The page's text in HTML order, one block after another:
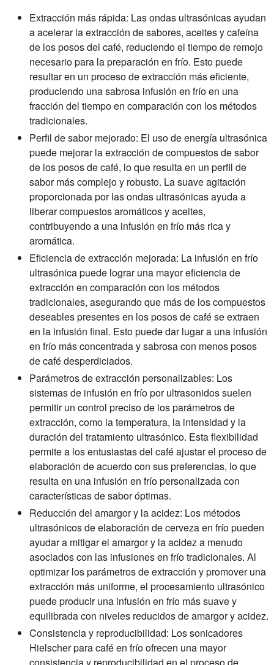
Extracción más rápida: Las ondas ultrasónicas ayudan
a acelerar la extracción de sabores, aceites y cafeína
de los posos del café, reduciendo el tiempo de remojo
necesario para la preparación en frío. Esto puede
resultar en un proceso de extracción más eficiente,
produciendo una sabrosa infusión en frío en una
fracción del tiempo en comparación con los métodos
tradicionales.
Perfil de sabor mejorado: El uso de energía ultrasónica
puede mejorar la extracción de compuestos de sabor
de los posos de café, lo que resulta en un perfil de
sabor más complejo y robusto. La suave agitación
proporcionada por las ondas ultrasónicas ayuda a
liberar compuestos aromáticos y aceites,
contribuyendo a una infusión en frío más rica y
aromática.
Eficiencia de extracción mejorada: La infusión en frío
ultrasónica puede lograr una mayor eficiencia de
extracción en comparación con los métodos
tradicionales, asegurando que más de los compuestos
deseables presentes en los posos de café se extraen
en la infusión final. Esto puede dar lugar a una infusión
en frío más concentrada y sabrosa con menos posos
de café desperdiciados.
Parámetros de extracción personalizables: Los
sistemas de infusión en frío por ultrasonidos suelen
permitir un control preciso de los parámetros de
extracción, como la temperatura, la intensidad y la
duración del tratamiento ultrasónico. Esta flexibilidad
permite a los entusiastas del café ajustar el proceso de
elaboración de acuerdo con sus preferencias, lo que
resulta en una infusión en frío personalizada con
características de sabor óptimas.
Reducción del amargor y la acidez: Los métodos
ultrasónicos de elaboración de cerveza en frío pueden
ayudar a mitigar el amargor y la acidez a menudo
asociados con las infusiones en frío tradicionales. Al
optimizar los parámetros de extracción y promover una
extracción más uniforme, el procesamiento ultrasónico
puede producir una infusión en frío más suave y
equilibrada con niveles reducidos de amargor y acidez.
Consistencia y reproducibilidad: Los sonicadores
Hielscher para café en frío ofrecen una mayor
consistencia y reproducibilidad en el proceso de